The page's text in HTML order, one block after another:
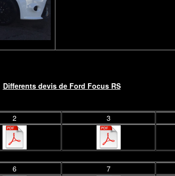
Differents devis de Ford Focus RS
2 3
6 7